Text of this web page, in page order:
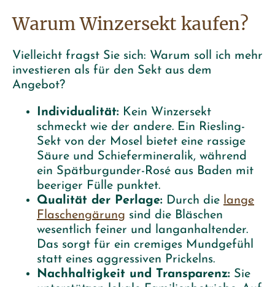
Warum Winzersekt kaufen?
Vielleicht fragst Sie sich: Warum soll ich mehr
investieren als für den Sekt aus dem
Angebot?
Individualität: Kein Winzersekt
schmeckt wie der andere. Ein Riesling-
Sekt von der Mosel bietet eine rassige
Säure und Schiefermineralik, während
ein Spätburgunder-Rosé aus Baden mit
beeriger Fülle punktet.
Qualität der Perlage: Durch die lange
Flaschengärung sind die Bläschen
wesentlich feiner und langanhaltender.
Das sorgt für ein cremiges Mundgefühl
statt eines aggressiven Prickelns.
Nachhaltigkeit und Transparenz: Sie